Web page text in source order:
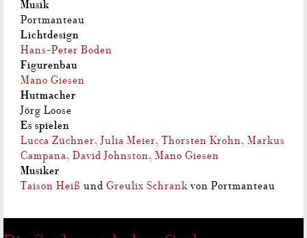
Musik
Portmanteau
Lichtdesign
Hans-Peter Boden
Figurenbau
Mano Giesen
Hutmacher
Jörg Loose
Es spielen
Lucca Züchner,Julia Meier, Thorsten Krohn, Markus
Campana, David Johnston, Mano Giesen
Musiker
Taison Heiß und Greulix Schrank von Portmanteau